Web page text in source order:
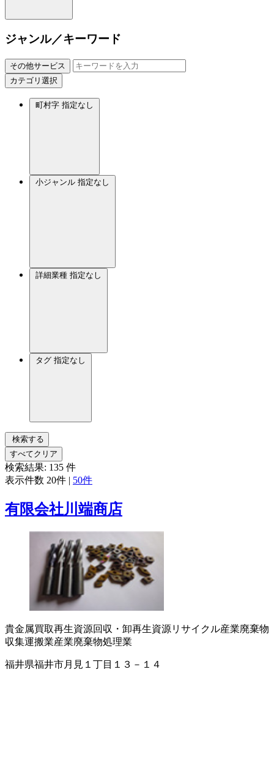
ジャンル／キーワード
その他サービス
カテゴリ選択
町村字 指定なし
小ジャンル 指定なし
詳細業種 指定なし
タグ 指定なし
検索する
すべてクリア
検索結果: 135 件
表示件数 20件 | 50件
有限会社川端商店
貴金属買取再生資源回収・卸再生資源リサイクル産業廃棄物
収集運搬業産業廃棄物処理業
福井県福井市月見１丁目１３－１４